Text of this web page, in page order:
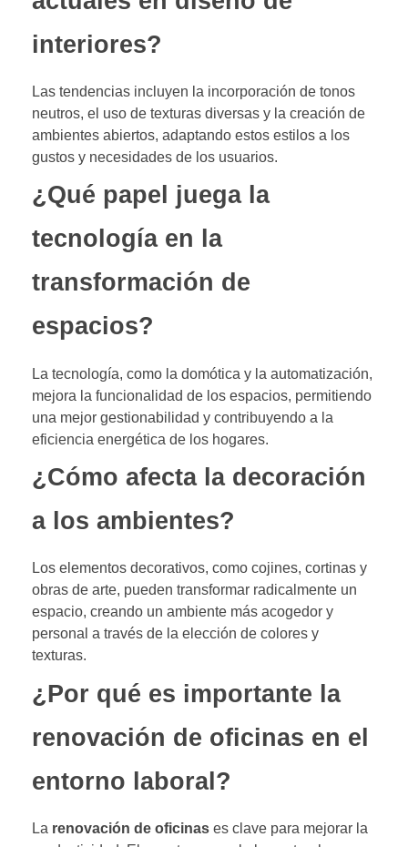
interiores?
Las tendencias incluyen la incorporación de tonos
neutros, el uso de texturas diversas y la creación de
ambientes abiertos, adaptando estos estilos a los
gustos y necesidades de los usuarios.
¿Qué papel juega la
tecnología en la
transformación de
espacios?
La tecnología, como la domótica y la automatización,
mejora la funcionalidad de los espacios, permitiendo
una mejor gestionabilidad y contribuyendo a la
eficiencia energética de los hogares.
¿Cómo afecta la decoración
a los ambientes?
Los elementos decorativos, como cojines, cortinas y
obras de arte, pueden transformar radicalmente un
espacio, creando un ambiente más acogedor y
personal a través de la elección de colores y
texturas.
¿Por qué es importante la
renovación de oficinas en el
entorno laboral?
La renovación de oficinas es clave para mejorar la